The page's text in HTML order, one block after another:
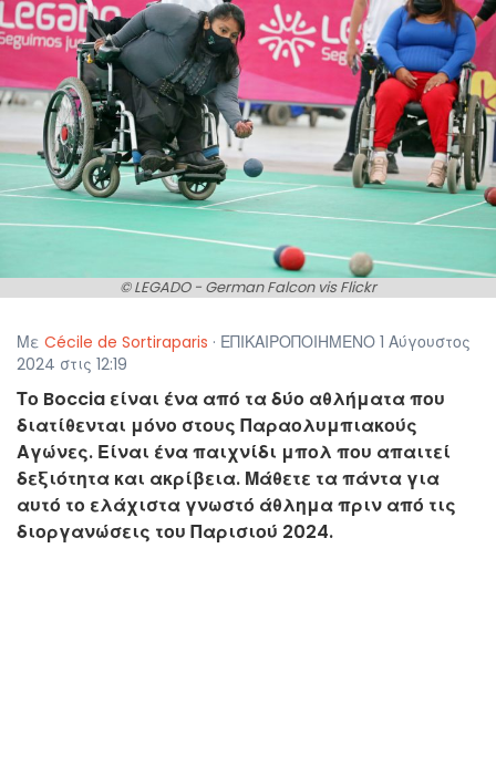
© LEGADO - German Falcon vis Flickr
Με Cécile de Sortiraparis · ΕΠΙΚΑΙΡΟΠΟΙΗΜΕΝΟ 1 Αύγουστος
2024 στις 12:19
Το Boccia είναι ένα από τα δύο αθλήματα που
διατίθενται μόνο στους Παραολυμπιακούς
Αγώνες. Είναι ένα παιχνίδι μπολ που απαιτεί
δεξιότητα και ακρίβεια. Μάθετε τα πάντα για
αυτό το ελάχιστα γνωστό άθλημα πριν από τις
διοργανώσεις του Παρισιού 2024.